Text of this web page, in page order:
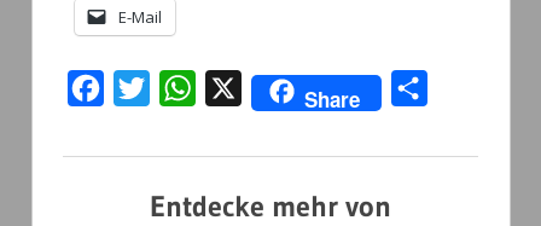
E-Mail
FacebookTwitter WhatsApp
X Share
Entdecke mehr von